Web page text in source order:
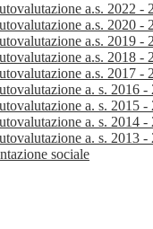
a.s. 2022 -
a.s. 2020 -
a.s. 2019 -
a.s. 2018 -
a.s. 2017 -
a. s. 2016 -
a. s. 2015 -
a. s. 2014 -
a. s. 2013 -
sociale